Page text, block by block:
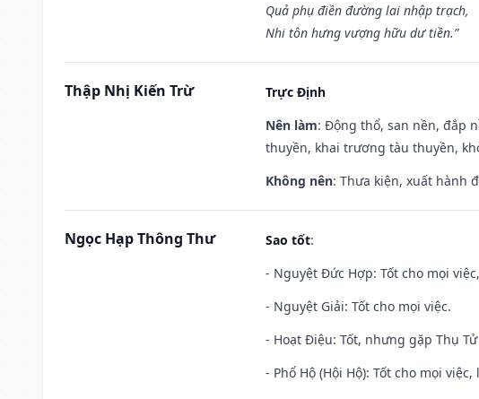
Quả phụ điền đường lai nhập trạch,
Nhi tôn hưng vượng hữu dư tiền.”
Thập Nhị Kiến Trừ
Trực Định
Nên làm: Động thổ, san nền, đắp
thuyền, khai trương tàu thuyền,
Không nên: Thưa kiện, xuất hành
Ngọc Hạp Thông Thư Sao tốt:
- Nguyệt Đức Hợp: Tốt cho mọi
- Nguyệt Giải: Tốt cho mọi việc.
- Hoạt Điệu: Tốt, nhưng gặp Thụ
- Phổ Hộ (Hội Hộ): Tốt cho mọi